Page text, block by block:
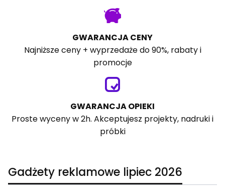
GWARANCJA CENY
Najniższe ceny + wyprzedaże do 90%, rabaty i
promocje
GWARANCJA OPIEKI
Proste wyceny w 2h. Akceptujesz projekty, nadruki i
próbki
Gadżety reklamowe lipiec 2026